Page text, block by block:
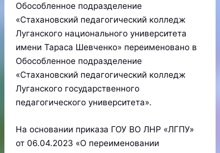
Обособленное подразделение
«Стахановский педагогический колледж
Луганского национального университета
имени Тараса Шевченко» переименовано в
Обособленное подразделение
«Стахановский педагогический колледж
Луганского государственного
педагогического университета».
На основании приказа ГОУ ВО ЛНР «ЛГПУ»
от 06.04.2023 «О переименовании